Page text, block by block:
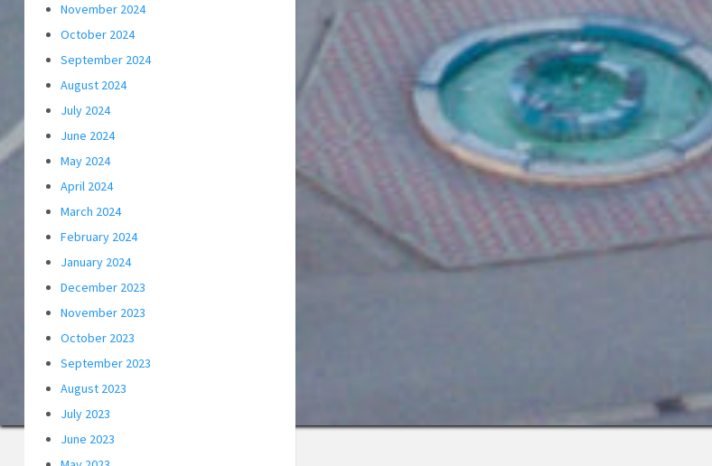
November 2024
October 2024
September 2024
August 2024
July 2024
June 2024
May 2024
April 2024
March 2024
February 2024
January 2024
December 2023
November 2023
October 2023
September 2023
August 2023
July 2023
June 2023